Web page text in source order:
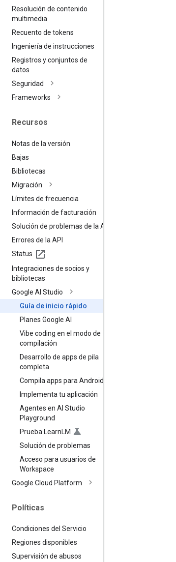
Resolución de contenido
multimedia
Recuento de tokens
Ingeniería de instrucciones
Registros y conjuntos de
datos
Seguridad
Frameworks
Recursos
Notas de la versión
Bajas
Bibliotecas
Migración
Límites de frecuencia
Información de facturación
Solución de problemas de la API
Errores de la API
Status
Integraciones de socios y
bibliotecas
Google AI Studio
Guía de inicio rápido
Planes Google AI
Vibe coding en el modo de
compilación
Desarrollo de apps de pila
completa
Compila apps para Android
Implementa tu aplicación
Agentes en AI Studio
Playground
Prueba LearnLM
Solución de problemas
Acceso para usuarios de
Workspace
Google Cloud Platform
Políticas
Condiciones del Servicio
Regiones disponibles
Supervisión de abusos